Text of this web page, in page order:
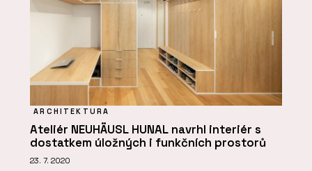
ARCHITEKTURA
Ateliér NEUHÄUSL HUNAL navrhl interiér s
dostatkem úložných i funkčních prostorů
23. 7. 2020